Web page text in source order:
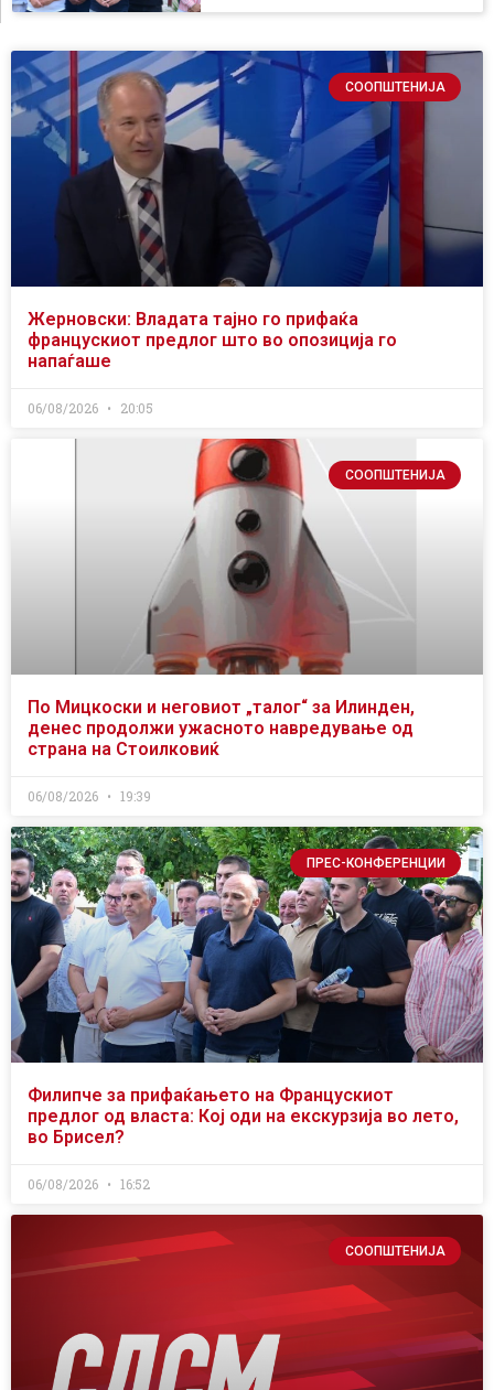
СООПШТЕНИЈА
Жерновски: Владата тајно го прифаќа
францускиот предлог што во опозиција го
напаѓаше
06/08/2026 20:05
СООПШТЕНИЈА
По Мицкоски и неговиот „талог“ за Илинден,
денес продолжи ужасното навредување од
страна на Стоилковиќ
06/08/2026 19:39
ПРЕС-КОНФЕРЕНЦИИ
Филипче за прифаќањето на Францускиот
предлог од власта: Кој оди на екскурзија во лето,
во Брисел?
06/08/2026 16:52
СООПШТЕНИЈА